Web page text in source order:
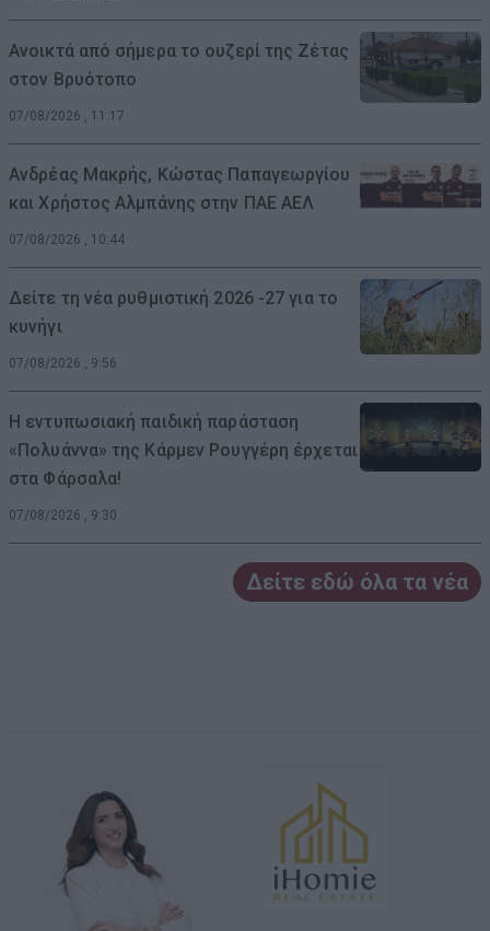
Ανοικτά από σήμερα το ουζερί της Ζέτας
στον Βρυότοπο
07/08/2026 , 11:17
Ανδρέας Μακρής, Κώστας Παπαγεωργίου
και Χρήστος Αλμπάνης στην ΠΑΕ ΑΕΛ
07/08/2026 , 10:44
Δείτε τη νέα ρυθμιστική 2026 -27 για το
κυνήγι
07/08/2026 , 9:56
Η εντυπωσιακή παιδική παράσταση
«Πολυάννα» της Κάρμεν Ρουγγέρη έρχεται
στα Φάρσαλα!
07/08/2026 , 9:30
Δείτε εδώ όλα τα νέα